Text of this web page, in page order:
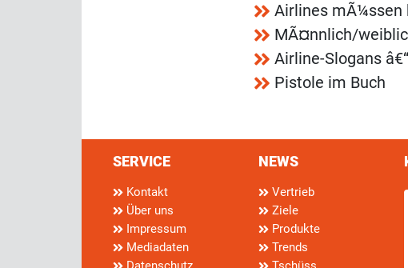
Airlines mÃ¼ssen
MÃ¤nnlich/
Airline-Slogans
Pistole im Buch
SERVICE
Kontakt
Über uns
Impressum
Mediadaten
NEWS
Vertrieb
Ziele
Produkte
Trends